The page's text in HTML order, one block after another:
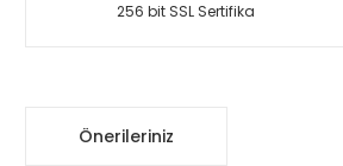
256 bit SSL Sertifika
Önerileriniz